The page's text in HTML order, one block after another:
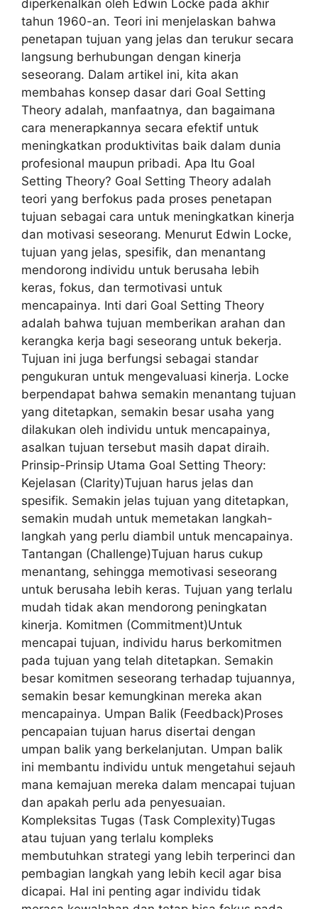
diperkenalkan oleh Edwin Locke pada akhir
tahun 1960-an. Teori ini menjelaskan bahwa
penetapan tujuan yang jelas dan terukur secara
langsung berhubungan dengan kinerja
seseorang. Dalam artikel ini, kita akan
membahas konsep dasar dari Goal Setting
Theory adalah, manfaatnya, dan bagaimana
cara menerapkannya secara efektif untuk
meningkatkan produktivitas baik dalam dunia
profesional maupun pribadi. Apa Itu Goal
Setting Theory? Goal Setting Theory adalah
teori yang berfokus pada proses penetapan
tujuan sebagai cara untuk meningkatkan kinerja
dan motivasi seseorang. Menurut Edwin Locke,
tujuan yang jelas, spesifik, dan menantang
mendorong individu untuk berusaha lebih
keras, fokus, dan termotivasi untuk
mencapainya. Inti dari Goal Setting Theory
adalah bahwa tujuan memberikan arahan dan
kerangka kerja bagi seseorang untuk bekerja.
Tujuan ini juga berfungsi sebagai standar
pengukuran untuk mengevaluasi kinerja. Locke
berpendapat bahwa semakin menantang tujuan
yang ditetapkan, semakin besar usaha yang
dilakukan oleh individu untuk mencapainya,
asalkan tujuan tersebut masih dapat diraih.
Prinsip-Prinsip Utama Goal Setting Theory:
Kejelasan (Clarity)Tujuan harus jelas dan
spesifik. Semakin jelas tujuan yang ditetapkan,
semakin mudah untuk memetakan langkah-
langkah yang perlu diambil untuk mencapainya.
Tantangan (Challenge)Tujuan harus cukup
menantang, sehingga memotivasi seseorang
untuk berusaha lebih keras. Tujuan yang terlalu
mudah tidak akan mendorong peningkatan
kinerja. Komitmen (Commitment)Untuk
mencapai tujuan, individu harus berkomitmen
pada tujuan yang telah ditetapkan. Semakin
besar komitmen seseorang terhadap tujuannya,
semakin besar kemungkinan mereka akan
mencapainya. Umpan Balik (Feedback)Proses
pencapaian tujuan harus disertai dengan
umpan balik yang berkelanjutan. Umpan balik
ini membantu individu untuk mengetahui sejauh
mana kemajuan mereka dalam mencapai tujuan
dan apakah perlu ada penyesuaian.
Kompleksitas Tugas (Task Complexity)Tugas
atau tujuan yang terlalu kompleks
membutuhkan strategi yang lebih terperinci dan
pembagian langkah yang lebih kecil agar bisa
dicapai. Hal ini penting agar individu tidak